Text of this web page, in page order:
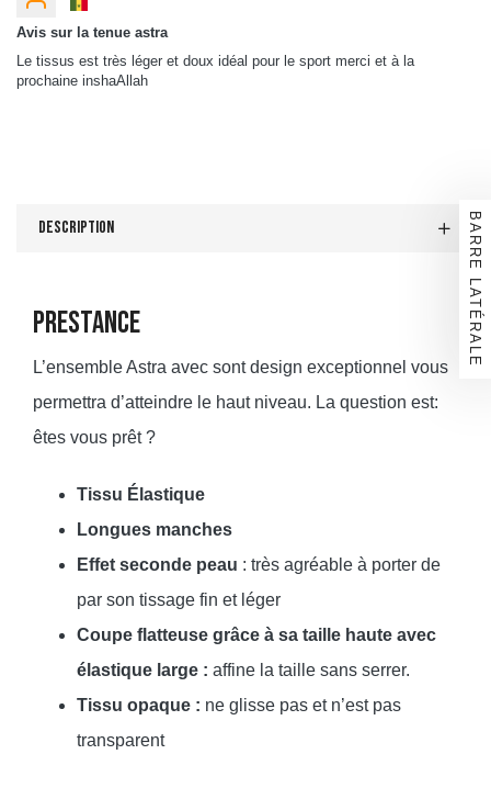
Avis sur la tenue astra
Le tissus est très léger et doux idéal pour le sport merci et à la
prochaine inshaAllah
BARRE LATÉRALE
Description
PRESTANCE
L’ensemble Astra avec sont design exceptionnel vous
permettra d’atteindre le haut niveau. La question est:
êtes vous prêt ?
Tissu Élastique
Longues manches
Effet seconde peau : très agréable à porter de
par son tissage fin et léger
Coupe flatteuse grâce à sa taille haute avec
élastique large : affine la taille sans serrer.
Tissu opaque : ne glisse pas et n’est pas
transparent